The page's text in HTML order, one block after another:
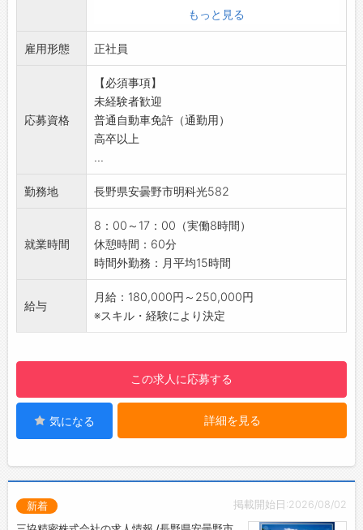
せるべき重要パーツです。身体に直接ふれる治
ど、三協精密が手がける製品は多岐にわたりま
す。
医師やナースの立場で設計され、患者さんの目
線に配慮した、さまざまな要求に万全に応えら
れるよう、精度やクリーン度を高め、また最新
機器による精度検査体制を整えてご要望にお応
えしています。
■情報機器分野
情報機器、光学機器、時計、家電、自動車など
に使われる超精密なプラスチックパーツを多彩
に供給しております。カメラや携帯モバイルな
ど複雑な形状と細密な表面処理が問われる「外
装加工」なども行っております。
設立から半世紀の老舗精密プラスチックメーカ
ーである同社の中でも一番の要である射出成形
造管理業務などを行っていただき、医療機器や
情報機器に貢献しております。
・目視、拡大鏡等を使用
◎立ち作業と座り作業あり
◎クリーンルーム内での作業
◎装飾品はNG
【研修】
・入社後は研修を受けてから業務に入っていた
だきます
・半年～1年間のOJTを通じて、段階的にスキル
を身につけていただきます
【募集背景】
・増産に伴う増員採用のため
・日勤のみ！
・安曇野市内の別工場への異動の可能性あり。
【働きやすい環境】
・社員同士のコミュニケーションはもちろん、
人間関係等働きやすい環境です
・年5日の有給取得はもちろん、ワークライフ
バランスを重視しています
【貸与】
・安全靴
【設備】
もっと見る
雇用形態 正社員
応募資格
【必須事項】
未経験者歓迎
普通自動車免許（通勤用）
高卒以上
...
勤務地 長野県安曇野市明科光582
就業時間
8：00～17：00（実働8時間）
休憩時間：60分
時間外勤務：月平均15時間
給与
月給：180,000円～250,000円
※スキル・経験により決定
この求人に応募する
気になる 詳細を見る
掲載開始日:2026/08/02
新着